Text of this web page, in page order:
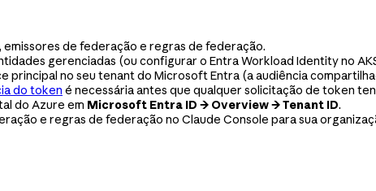
emissores de federação e regras de federação.
gerenciadas (ou configurar o Entra Workload Identity no
no seu tenant do Microsoft Entra (a audiência
do token é necessária antes que qualquer solicitação de token
do Azure em Microsoft Entra ID → Overview → Tenant ID.
e regras de federação no Claude Console para sua